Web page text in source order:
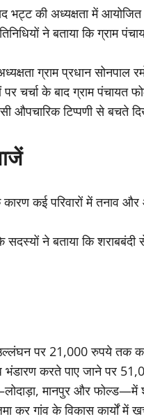
भट्ट की अध्यक्षता में
ने बताया कि ग्राम
ग्राम प्रधान सोनपाल
के बाद ग्राम पंचायत
औपचारिक टिप्पणी से बचते
कई परिवारों में तनाव
ने बताया कि शराबबंदी
पर 21,000 रुपये तक का
करते पाए जाने पर
मानपुर और फोल्ड—में
कर गांव के विकास कार्यों में